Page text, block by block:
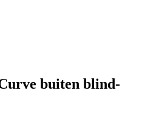
buiten blind-